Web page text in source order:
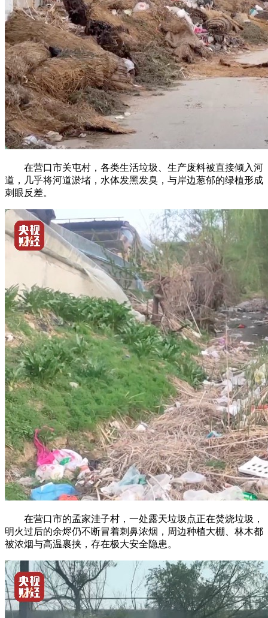
在营口市关屯村，各类生活垃圾、生产废料被直接倾入河
道，几乎将河道淤堵，水体发黑发臭，与岸边葱郁的绿植形成
刺眼反差。
在营口市的孟家洼子村，一处露天垃圾点正在焚烧垃圾，
明火过后的余烬仍不断冒着刺鼻浓烟，周边种植大棚、林木都
被浓烟与高温裹挟，存在极大安全隐患。